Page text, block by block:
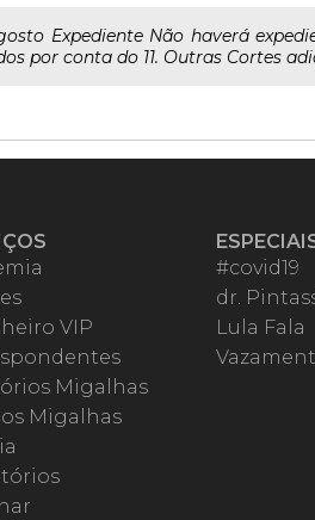
Expediente Não haverá
por conta do 11. Outras Cortes
VIP
Migalhas
Migalhas
#covid19
dr.
Lula Fala